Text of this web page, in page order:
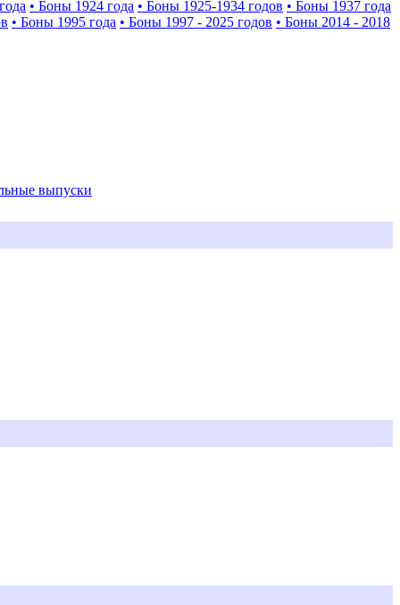
• Боны 1924 года • Боны 1925-1934 годов • Боны 1937 года
• Боны 1995 года • Боны 1997 - 2025 годов • Боны 2014 - 2018
выпуски